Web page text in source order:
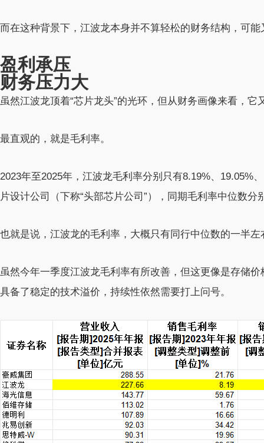
而在这种背景下，江波龙本身并不算轻松的财务结构，可
盈利承压
财务压力大
虽然江波龙顶着“芯片龙头”的光环，但从财务画像来看，
最直观的，就是毛利率。
2023年至2025年，江波龙毛利率分别只有8.19%、19.05%
片设计公司（下称“头部芯片公司”），同期毛利率中位数分
也就是说，江波龙的毛利率，大概只有同行中位数的一半左
虽然今年一季度江波龙毛利率有所改善，但这更像是存储
具备了稳定的技术溢价，持续性依然需要打上问号。